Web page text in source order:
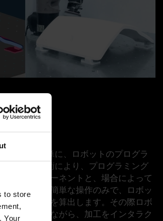
to store
Your
ように簡単に、ロボットのプログラ
ルの機械技術により、プログラミング
す。コンポーネントと、場合によって
ユーザーの簡単な操作のみで、ロボッ
をTebisがを算出します。その際 ロボ
体を確認
しながら、加工をインタラク